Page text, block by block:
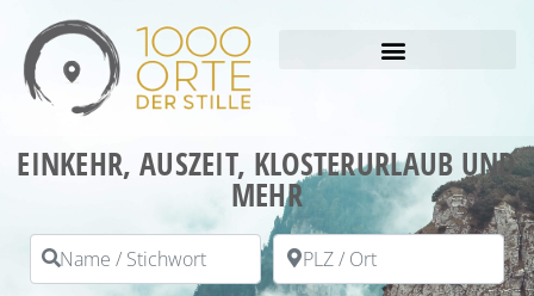
EINKEHR, AUSZEIT, KLOSTERURLAUB UND
MEHR
Name / Stichwort PLZ / Ort